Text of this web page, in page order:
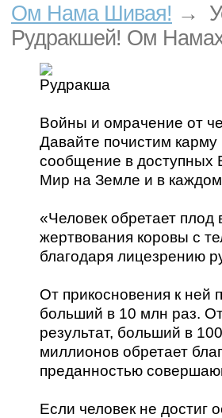
Ом Нама Шивая! →
Рудракшей! Ом
Войны и омрачение от
Давайте почистим
сообщение в доступных
Мир на Земле и в
«Человек обретает
жертвования коровы с
благодаря лицезрению
От прикосновения к ней
больший в 10 млн раз.
результат, больший в
миллионов обретает
преданностью
Если человек не достиг